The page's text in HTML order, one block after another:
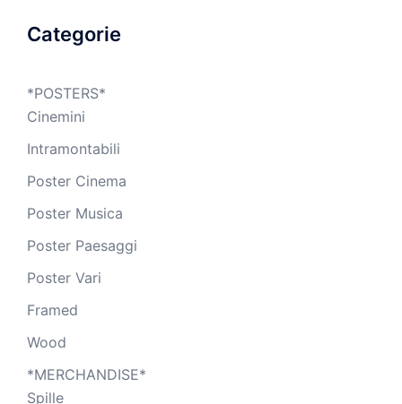
Categorie
*POSTERS*
Cinemini
Intramontabili
Poster Cinema
Poster Musica
Poster Paesaggi
Poster Vari
Framed
Wood
*MERCHANDISE*
Spille